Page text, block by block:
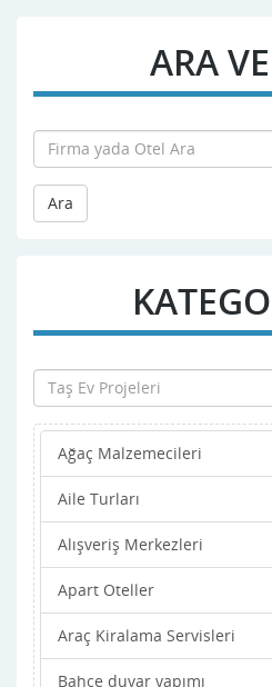
ARA
Ara
Ağaç Malzemecileri
Aile Turları
Alışveriş Merkezleri
Apart Oteller
Araç Kiralama Servisleri
Bahçe duvar yapımı